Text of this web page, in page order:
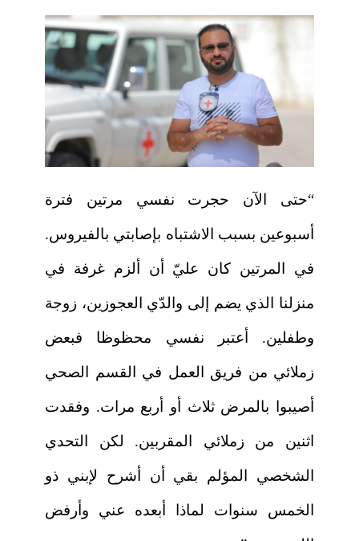
“حتى الآن حجرت نفسي مرتين فترة
أسبوعين بسبب الاشتباه بإصابتي بالفيروس.
في المرتين كان عليّ أن ألزم غرفة في
منزلنا الذي يضم إلى والدّي العجوزين، زوجة
وطفلين. أعتبر نفسي محظوظا فبعض
زملائي من فريق العمل في القسم الصحي
أصيبوا بالمرض ثلاث أو أربع مرات. وفقدت
اثنين من زملائي المقربين. لكن التحدي
الشخصي المؤلم بقي أن أشرح لإبني ذو
الخمس سنوات لماذا أبعده عني وأرفض